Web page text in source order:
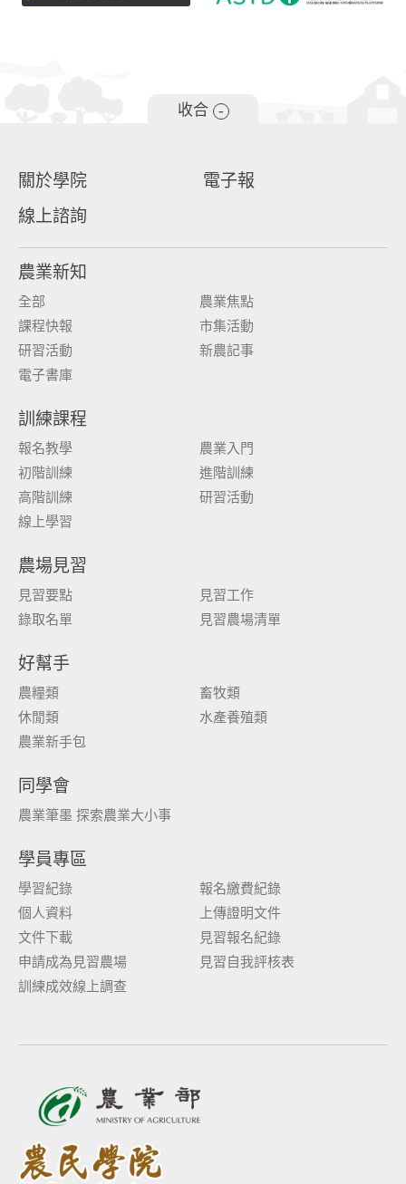
收合 -
關於學院
電子報
線上諮詢
農業新知
全部
農業焦點
課程快報
市集活動
研習活動
新農記事
電子書庫
訓練課程
報名教學
農業入門
初階訓練
進階訓練
高階訓練
研習活動
線上學習
農場見習
見習要點
見習工作
錄取名單
見習農場清單
好幫手
農糧類
畜牧類
休閒類
水產養殖類
農業新手包
同學會
農業筆墨 探索農業大小事
學員專區
學習紀錄
報名繳費紀錄
個人資料
上傳證明文件
文件下載
見習報名紀錄
申請成為見習農場
見習自我評核表
訓練成效線上調查